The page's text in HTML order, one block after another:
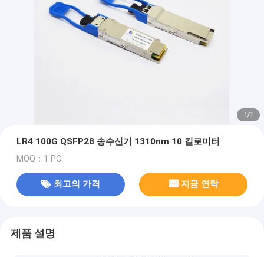
1/1
LR4 100G QSFP28 송수신기 1310nm 10 킬로미터
MOQ：1 PC
최고의 가격 지금 연락
제품 설명